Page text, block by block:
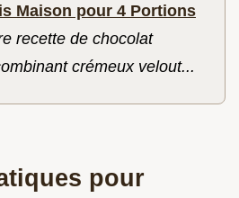
Maison pour 4 Portions
recette de chocolat
crémeux velout...
pour